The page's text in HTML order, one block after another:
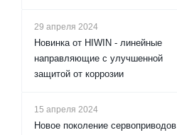
29 апреля 2024
Новинка от HIWIN - линейные
направляющие с улучшенной
защитой от коррозии
15 апреля 2024
Новое поколение сервоприводов